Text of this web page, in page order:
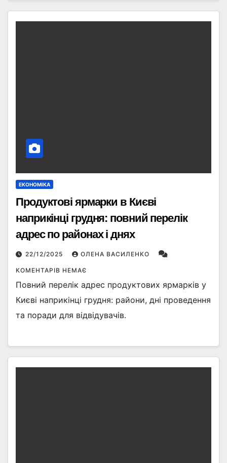
ЕКОНОМІКА
Продуктові ярмарки в Києві
наприкінці грудня: повний перелік
адрес по районах і днях
22/12/2025 ОЛЕНА ВАСИЛЕНКО
КОМЕНТАРІВ НЕМАЄ
Повний перелік адрес продуктових ярмарків у
Києві наприкінці грудня: райони, дні проведення
та поради для відвідувачів.